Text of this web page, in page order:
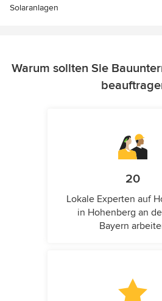
Solaranlagen
Warum sollten Sie
20
Lokale Experten auf
in Hohenberg an
Bayern